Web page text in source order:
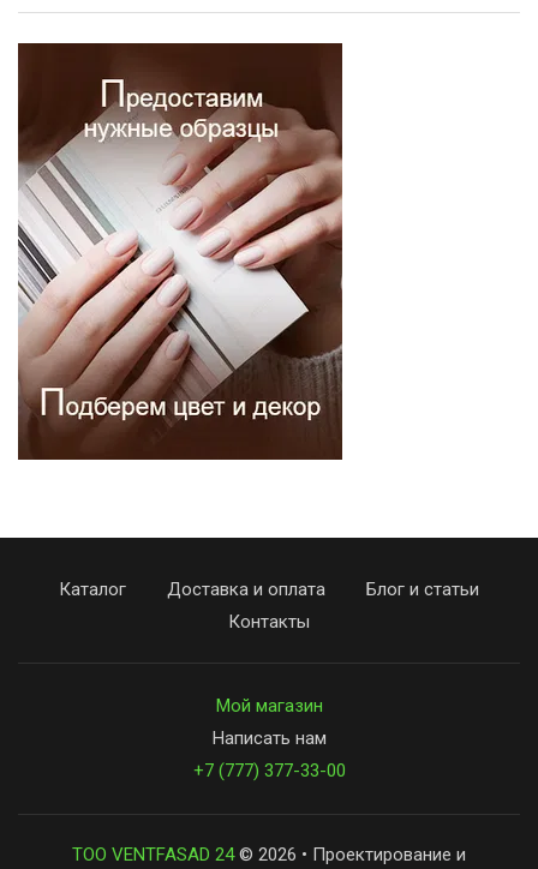
Каталог Доставка и оплата
Блог и статьи
Контакты
Мой магазин
Написать нам
+7 (777) 377-33-00
ТОО VENTFASAD 24© 2026 • Проектирование и